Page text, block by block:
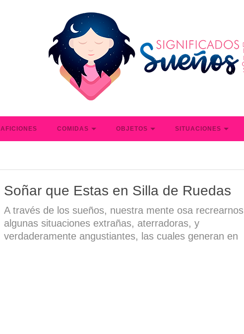
AFICIONES COMIDAS OBJETOS SITUACIONES
Soñar que Estas en Silla de Ruedas
A través de los sueños, nuestra mente osa recrearnos
algunas situaciones extrañas, aterradoras, y
verdaderamente angustiantes, las cuales generan en